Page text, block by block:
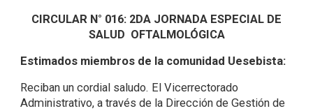
CIRCULAR N° 016: 2DA JORNADA ESPECIAL DE
SALUD OFTALMOLÓGICA
Estimados miembros de la comunidad Uesebista:
Reciban un cordial saludo. El Vicerrectorado
Administrativo, a través de la Dirección de Gestión de